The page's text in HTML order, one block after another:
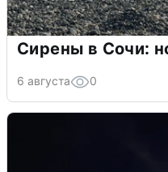
Сирены в Сочи:
6 августа 0